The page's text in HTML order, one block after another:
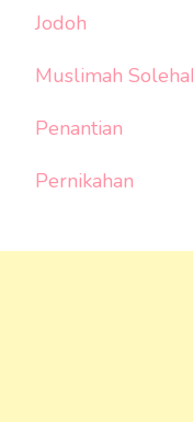
Jodoh
Muslimah
Penantian
Pernikahan